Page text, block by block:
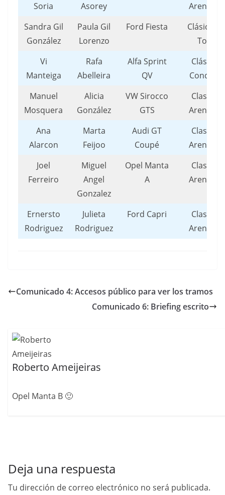
Soria
Asorey
Arenteiro
Sandra Gil
González
Paula Gil
Lorenzo
Ford Fiesta
Clásicos
Toxo
Vi
Manteiga
Rafa
Abelleira
Alfa Sprint
QV
Clásicos
Condado
Manuel
Mosquera
Alicia
González
VW Sirocco
GTS
Clasicos
Arenteiro
Ana
Alarcon
Marta
Feijoo
Audi GT
Coupé
Clasicos
Arenteiro
Joel
Ferreiro
Miguel
Angel
Gonzalez
Opel Manta
A
Clasicos
Arenteiro
Ernersto
Rodriguez
Julieta
Rodriguez
Ford Capri
Clasicos
Arenteiro
Comunicado 4: Accesos público para ver los tramos
Comunicado 6: Briefing escrito
Roberto Ameijeiras
Opel Manta B 🙂
Deja una respuesta
Tu dirección de correo electrónico no será publicada.